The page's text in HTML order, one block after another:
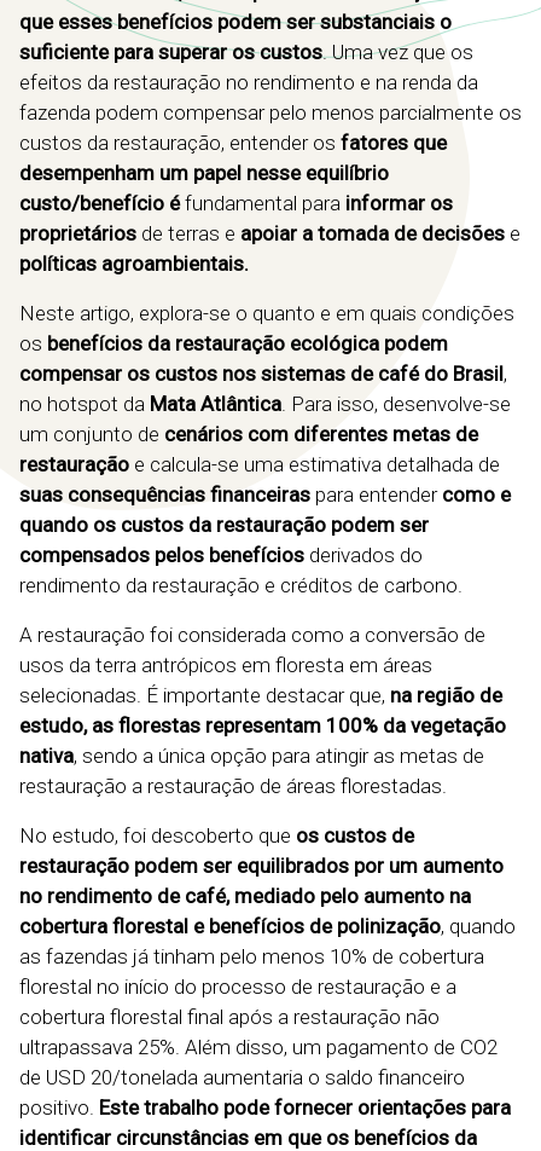
que esses benefícios podem ser substanciais o
suficiente para superar os custos. Uma vez que os
efeitos da restauração no rendimento e na renda da
fazenda podem compensar pelo menos parcialmente os
custos da restauração, entender os fatores que
desempenham um papel nesse equilíbrio
custo/benefício éfundamental para informar os
proprietários de terras e apoiar a tomada de decisões e
políticas agroambientais.
Neste artigo, explora-se o quanto e em quais condições
os benefícios da restauração ecológica podem
compensar os custos nos sistemas de café do Brasil,
no hotspot da Mata Atlântica. Para isso, desenvolve-se
um conjunto de cenários com diferentes metas de
restauração e calcula-se uma estimativa detalhada de
suas consequências financeiras para entender como e
quando os custos da restauração podem ser
compensados pelos benefícios derivados do
rendimento da restauração e créditos de carbono.
A restauração foi considerada como a conversão de
usos da terra antrópicos em floresta em áreas
selecionadas. É importante destacar que, na região de
estudo, as florestas representam 100% da vegetação
nativa, sendo a única opção para atingir as metas de
restauração a restauração de áreas florestadas.
No estudo, foi descoberto que os custos de
restauração podem ser equilibrados por um aumento
no rendimento de café, mediado pelo aumento na
cobertura florestal e benefícios de polinização, quando
as fazendas já tinham pelo menos 10% de cobertura
florestal no início do processo de restauração e a
cobertura florestal final após a restauração não
ultrapassava 25%. Além disso, um pagamento de CO2
de USD 20/tonelada aumentaria o saldo financeiro
positivo. Este trabalho pode fornecer orientações para
identificar circunstâncias em que os benefícios da